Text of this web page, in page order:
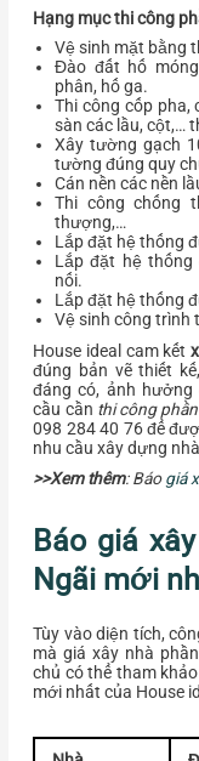
Hạng mục thi công
Vệ sinh mặt bằng
Đào đất hố
phân, hố ga.
Thi công cốp pha,
sàn các lầu, cột,…
Xây tường gạch
tường đúng quy
Cán nền các nền
Thi công chống
thượng,…
Lắp đặt hệ thống
Lắp đặt hệ thống
nối.
Lắp đặt hệ thống
Vệ sinh công trình
House ideal cam kết
đúng bản vẽ thiết
đáng có, ảnh
cầu cần thi công
098 284 40 76 để
nhu cầu xây dựng
>>Xem thêm: Báogiá
Báo giá
Ngãi mới
Tùy vào diện tích,
mà giá xây nhà
chủ có thể tham
mới nhất của House